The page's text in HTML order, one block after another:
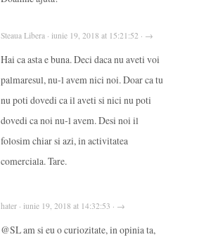
Steaua Libera · iunie 19, 2018 at 15:21:52 · →
Hai ca asta e buna. Deci daca nu aveti voi
palmaresul, nu-l avem nici noi. Doar ca tu
nu poti dovedi ca il aveti si nici nu poti
dovedi ca noi nu-l avem. Desi noi il
folosim chiar si azi, in activitatea
comerciala. Tare.
hater · iunie 19, 2018 at 14:32:53 · →
@SL am si eu o curiozitate, in opinia ta,